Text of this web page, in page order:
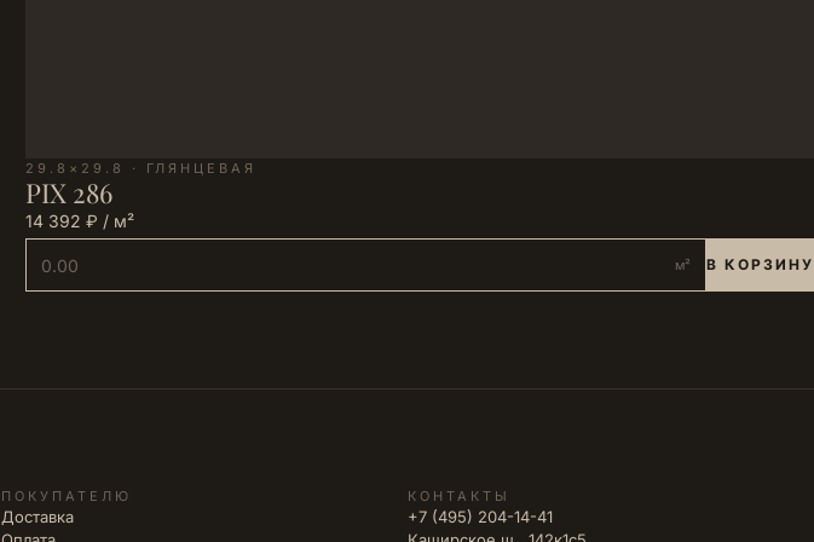
29.8×29.8 · ГЛЯНЦЕВАЯ
PIX 286
14 392 ₽ / м²
м² В КОРЗИНУ
ПОКУПАТЕЛЮ
Доставка
КОНТАКТЫ
+7 (495) 204-14-41